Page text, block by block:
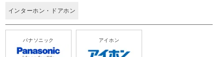
インターホン・ドアホン
パナソニック アイホン